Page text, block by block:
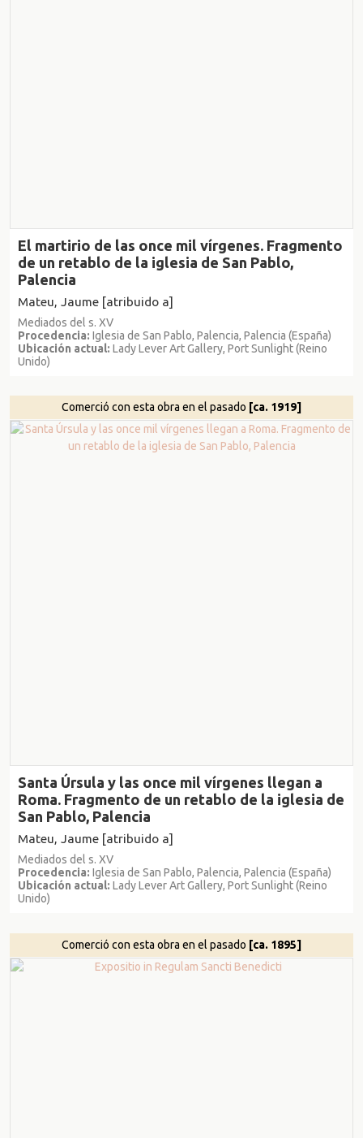
El martirio de las once mil vírgenes. Fragmento
de un retablo de la iglesia de San Pablo,
Palencia
Mateu, Jaume [atribuido a]
Mediados del s. XV
Procedencia: Iglesia de San Pablo, Palencia, Palencia (España)
Ubicación actual: Lady Lever Art Gallery, Port Sunlight (Reino
Unido)
Comerció con esta obra en el pasado [ca. 1919]
Santa Úrsula y las once mil vírgenes llegan a
Roma. Fragmento de un retablo de la iglesia de
San Pablo, Palencia
Mateu, Jaume [atribuido a]
Mediados del s. XV
Procedencia: Iglesia de San Pablo, Palencia, Palencia (España)
Ubicación actual: Lady Lever Art Gallery, Port Sunlight (Reino
Unido)
Comerció con esta obra en el pasado [ca. 1895]